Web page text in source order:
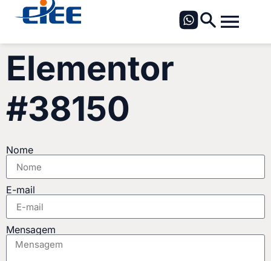
Elementor
#38150
Nome
E-mail
Mensagem